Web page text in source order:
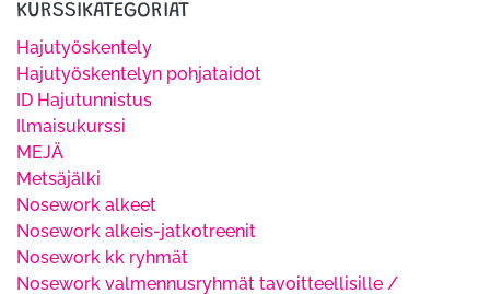
KURSSIKATEGORIAT
Hajutyöskentely
Hajutyöskentelyn pohjataidot
ID Hajutunnistus
Ilmaisukurssi
MEJÄ
Metsäjälki
Nosework alkeet
Nosework alkeis-jatkotreenit
Nosework kk ryhmät
Nosework valmennusryhmät tavoitteellisille /